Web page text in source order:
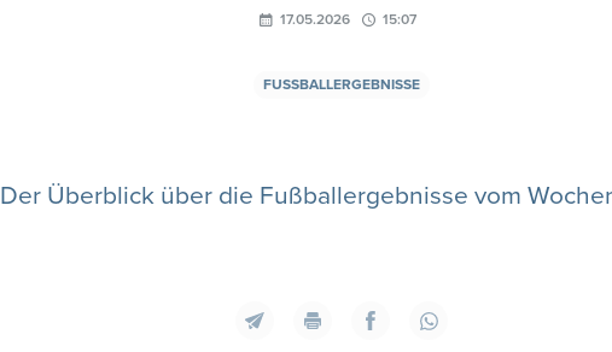
17.05.2026 15:07
FUSSBALLERGEBNISSE
Der Überblick über die Fußballergebnisse vom